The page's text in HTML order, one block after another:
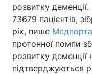
розвитку
73679 пацієнтів,
рік, пише
протонної помпи
розвитку деменції
підтверджуються